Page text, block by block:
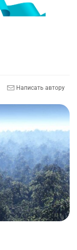
Написать автору